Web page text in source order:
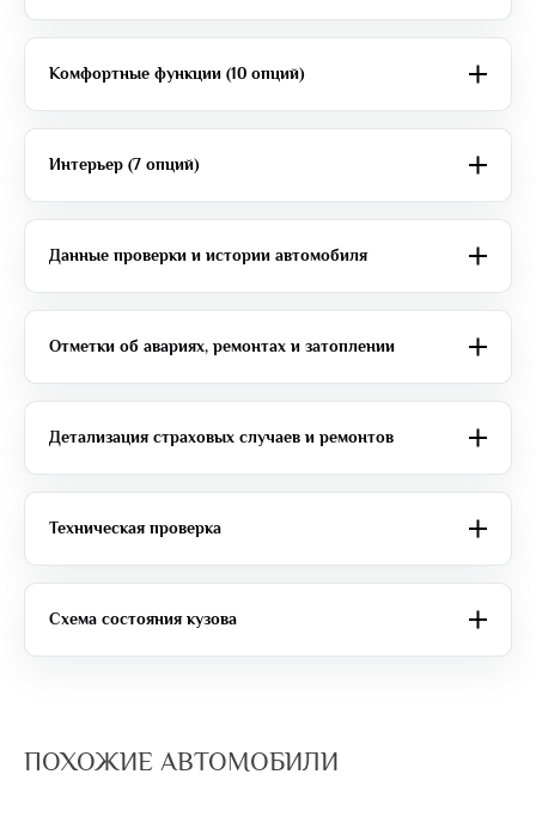
Комфортные функции (10 опций)
Интерьер (7 опций)
Данные проверки и истории автомобиля
Отметки об авариях, ремонтах и затоплении
Детализация страховых случаев и ремонтов
Техническая проверка
Схема состояния кузова
ПОХОЖИЕ АВТОМОБИЛИ